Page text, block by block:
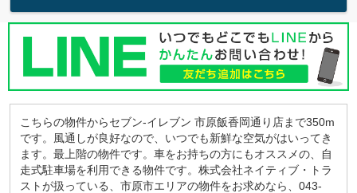
こちらの物件からセブン-イレブン 市原飯香岡通り店まで350m
です。風通しが良好なので、いつでも新鮮な空気がはいってき
ます。最上階の物件です。車をお持ちの方にもオススメの、自
走式駐車場を利用できる物件です。株式会社ネイティブ・トラ
ストが扱っている、市原市エリアの物件をお求めなら、043-